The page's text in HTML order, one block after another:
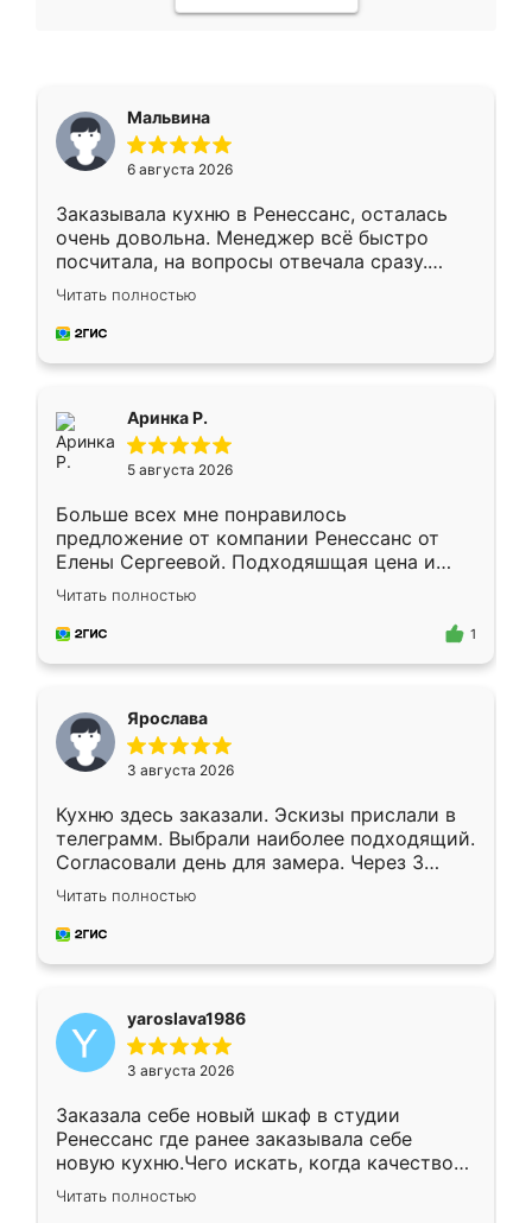
Мальвина
6 августа 2026
Заказывала кухню в Ренессанс, осталась
очень довольна. Менеджер всё быстро
посчитала, на вопросы отвечала сразу.
Замерщик приехал в субботу, подошёл к
делу со всей ответственностью. Собрали
за день, ребята работали аккуратно, даже
Читать полностью
Аринка Р.
5 августа 2026
Больше всех мне понравилось
предложение от компании Ренессанс от
Елены Сергеевой. Подходяшщая цена и
короткие сроки изготовления. Приехавший
для замера сотрудник Владислав
предложил по моему эскизу самый
Читать полностью
1
Ярослава
3 августа 2026
Кухню здесь заказали. Эскизы прислали в
телеграмм. Выбрали наиболее подходящий.
Согласовали день для замера. Через 3
недели кухня была уже готова. Остались
довольны работой. Спасибо Ренессанс
мебель за качественную работу!
Читать полностью
yaroslava1986
3 августа 2026
Заказала себе новый шкаф в студии
Ренессанс где ранее заказывала себе
новую кухню.Чего искать, когда качеством
вполне довольна. Служит кухня уже почти
два года, нареканий нет.
Читать полностью